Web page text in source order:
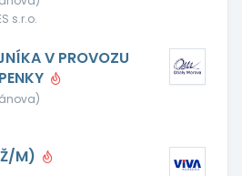
s.r.o.
V PROVOZU
M)